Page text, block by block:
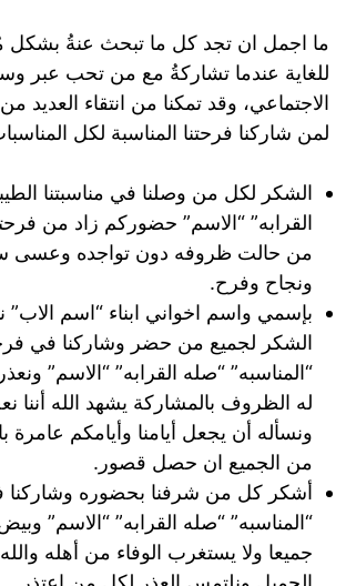
ما اجمل ان تجد كل ما تبحث عنةُ
للغاية عندما تشاركةُ مع من تحب عبر
الاجتماعي، وقد تمكنا من انتقاء العديد
لمن شاركنا فرحتنا المناسبة لكل
الشكر لكل من وصلنا في مناسبتنا
القرابه” “الاسم” حضوركم زاد من
من حالت ظروفه دون تواجده وعسى
ونجاح وفرح.
بإسمي واسم اخواني ابناء “اسم الاب”
الشكر لجميع من حضر وشاركنا في
“المناسبه” “صله القرابه” “الاسم”
له الظروف بالمشاركة يشهد الله أننا
ونسأله أن يجعل أيامنا وأيامكم عامرة
من الجميع ان حصل قصور.
أشكر كل من شرفنا بحضوره وشاركنا
“المناسبه” “صله القرابه” “الاسم”
جميعا ولا يستغرب الوفاء من أهله